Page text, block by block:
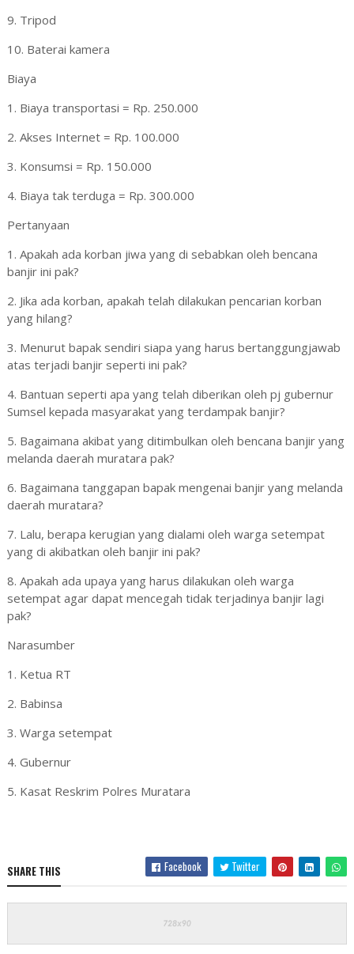
9. Tripod
10. Baterai kamera
Biaya
1. Biaya transportasi = Rp. 250.000
2. Akses Internet = Rp. 100.000
3. Konsumsi = Rp. 150.000
4. Biaya tak terduga = Rp. 300.000
Pertanyaan
1. Apakah ada korban jiwa yang di sebabkan oleh bencana
banjir ini pak?
2. Jika ada korban, apakah telah dilakukan pencarian korban
yang hilang?
3. Menurut bapak sendiri siapa yang harus bertanggungjawab
atas terjadi banjir seperti ini pak?
4. Bantuan seperti apa yang telah diberikan oleh pj gubernur
Sumsel kepada masyarakat yang terdampak banjir?
5. Bagaimana akibat yang ditimbulkan oleh bencana banjir yang
melanda daerah muratara pak?
6. Bagaimana tanggapan bapak mengenai banjir yang melanda
daerah muratara?
7. Lalu, berapa kerugian yang dialami oleh warga setempat
yang di akibatkan oleh banjir ini pak?
8. Apakah ada upaya yang harus dilakukan oleh warga
setempat agar dapat mencegah tidak terjadinya banjir lagi
pak?
Narasumber
1. Ketua RT
2. Babinsa
3. Warga setempat
4. Gubernur
5. Kasat Reskrim Polres Muratara
SHARE THIS Facebook Twitter